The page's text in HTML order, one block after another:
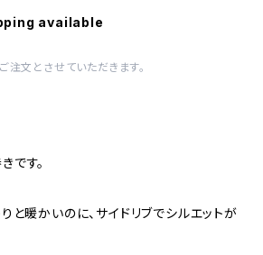
available
注文とさせていただきます。
です。
と暖かいのに、サイドリブでシルエットが